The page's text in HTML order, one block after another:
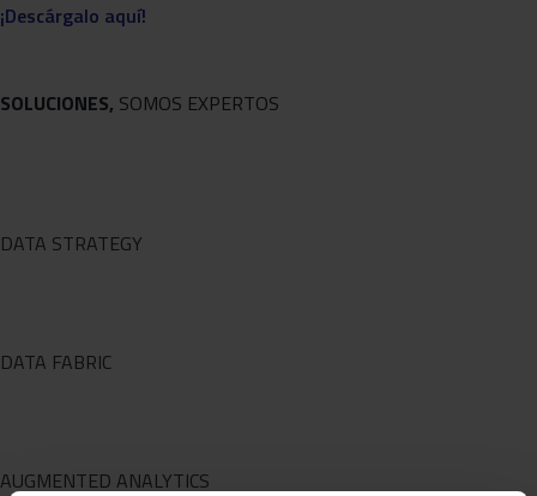
¡Descárgalo aquí!
SOLUCIONES, SOMOS EXPERTOS
DATA STRATEGY
DATA FABRIC
AUGMENTED ANALYTICS